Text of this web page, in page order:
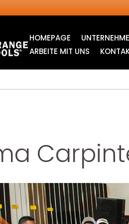
HOMEPAGE
STICHSÄGEBLÄTTER
ARBEITE MIT UNS